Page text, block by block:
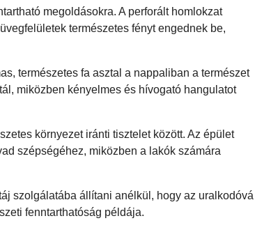
megoldásokra. A perforált homlokzat
természetes fényt engednek be,
természetes fa asztal a nappaliban a természet
miközben kényelmes és hívogató hangulatot
környezet iránti tisztelet között. Az épület
szépségéhez, miközben a lakók számára
szolgálatába állítani anélkül, hogy az uralkodóvá
fenntarthatóság példája.